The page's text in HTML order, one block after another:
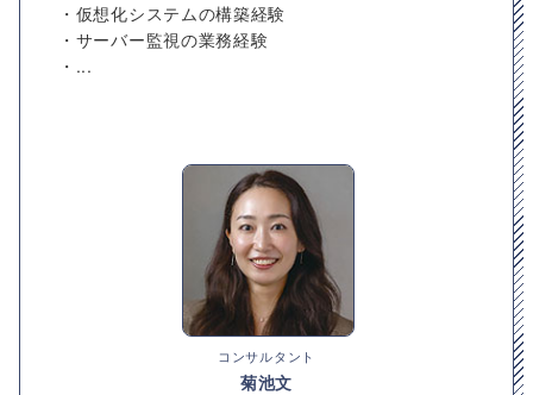
・仮想化システムの構築経験
・サーバー監視の業務経験
・...
コンサルタント
菊池文